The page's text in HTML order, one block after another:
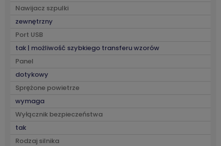
Nawijacz szpulki
zewnętrzny
Port USB
tak | możliwość szybkiego transferu wzorów
Panel
dotykowy
Sprężone powietrze
wymaga
Wyłącznik bezpieczeństwa
tak
Rodzaj silnika